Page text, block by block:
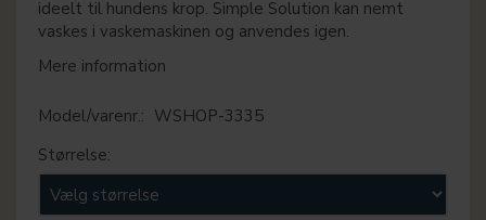
ideelt til hundens krop. Simple Solution kan nemt
vaskes i vaskemaskinen og anvendes igen.
Mere information
Model/varenr.: WSHOP-3335
Størrelse: